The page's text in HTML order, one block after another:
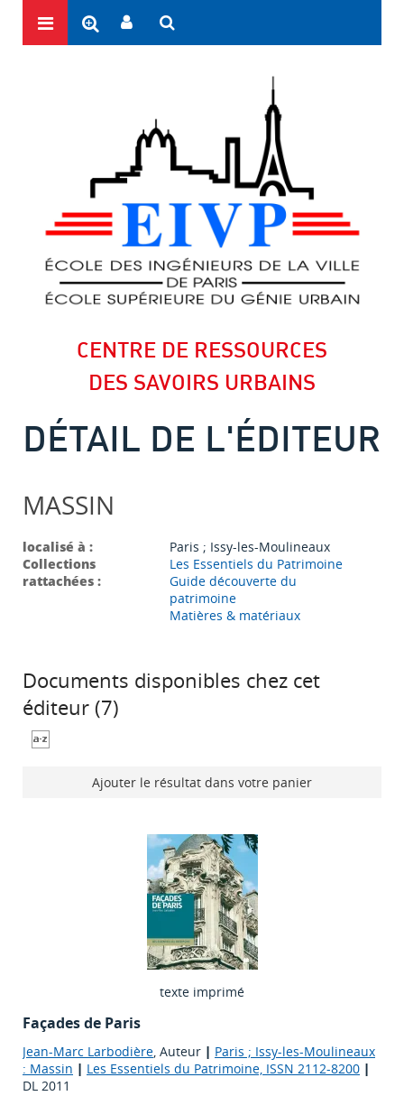
CENTRE DE RESSOURCES
DES SAVOIRS URBAINS
DÉTAIL DE L'ÉDITEUR
MASSIN
localisé à :
Paris ; Issy-les-Moulineaux
Collections
rattachées :
Les Essentiels du Patrimoine
Guide découverte du
patrimoine
Matières & matériaux
Documents disponibles chez cet
éditeur (7)
Ajouter le résultat dans votre panier
texte imprimé
Façades de Paris
Jean-Marc Larbodière, Auteur | Paris ; Issy-les-Moulineaux
: Massin | Les Essentiels du Patrimoine, ISSN 2112-8200 |
DL 2011